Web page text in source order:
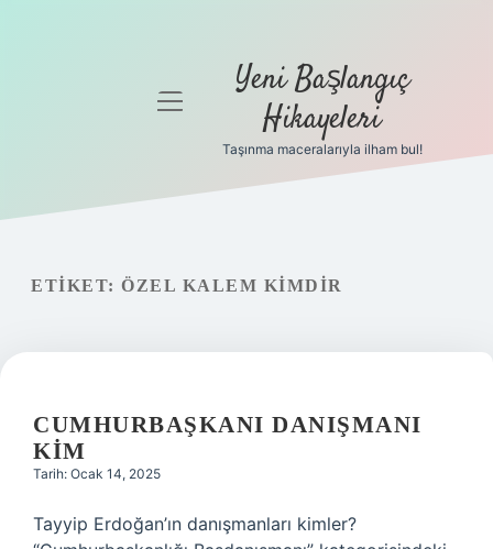
Gizlilik
Yasal Uyarı
Hakkımızda
menüyü
Yeni Başlangıç
Hikayeleri
Taşınma maceralarıyla ilham bul!
ETIKET: ÖZEL KALEM KIMDIR
CUMHURBAŞKANI DANIŞMANI
KIM
Tarih: Ocak 14, 2025
Tayyip Erdoğan’ın danışmanları kimler?